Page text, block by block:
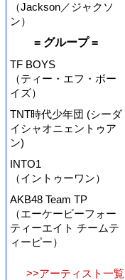
（Jackson／ジャクソ
ン）
= グループ =
TF BOYS
（ティー・エフ・ボー
イズ）
TNT時代少年団 (シーダ
イシャオニェントゥア
ン)
INTO1
（イントゥーワン）
AKB48 Team TP
（エーケービーフォー
ティーエイト チームテ
ィーピー）
>>アーティスト一覧